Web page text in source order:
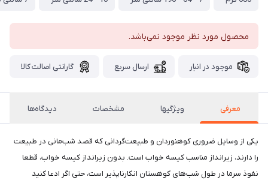
محصول مورد نظر موجود نمی‌باشد.
موجود در انبار ارسال سریع گارانتی اصالت کالا
معرفی ويژگيها مشخصات دیدگاه‌ها
یکی از وسایل ضروری کوهنوردان و طبیعت‌گردانی که قصد شب‌مانی در طبیعت
را دارند، زیرانداز مناسب کیسه خواب است. بدون زیرانداز کیسه خواب، قطعا
نفوذ سرما در طول شب‌های کوهستان انکارناپذیر است، حتی اگر ادعا کنید